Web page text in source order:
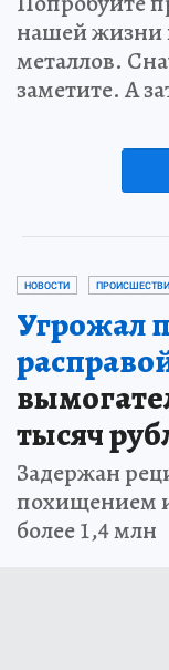
нашей жизни
металлов.
заметите. А
НОВОСТИ
Угрожал
тысяч
Задержан
похищением
более 1,4 млн